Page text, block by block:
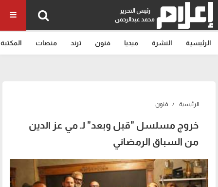
رئيس التحرير
محمد عبدالرحمن
الرئيسية النشرة ميديا فنون ترند منصات المكتبة
الرئيسية فنون
خروج مسلسل "قبل وبعد" لـ مي عز الدين
من السباق الرمضاني